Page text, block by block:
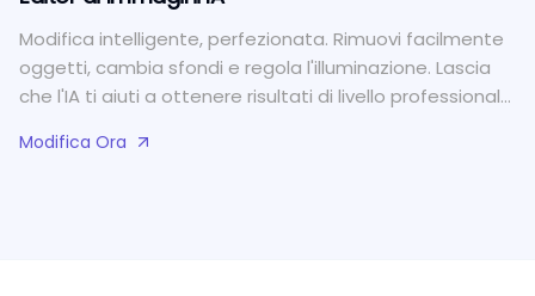
Modifica intelligente, perfezionata. Rimuovi facilmente
oggetti, cambia sfondi e regola l'illuminazione. Lascia
che l'IA ti aiuti a ottenere risultati di livello professionale
Modifica Ora